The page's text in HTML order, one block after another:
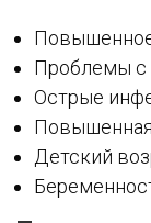
Проблемы с
Острые
Детский